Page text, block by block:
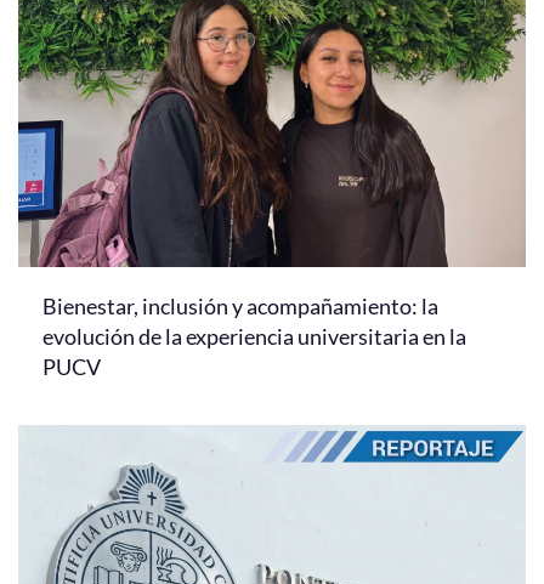
Bienestar, inclusión y acompañamiento: la
evolución de la experiencia universitaria en la
PUCV